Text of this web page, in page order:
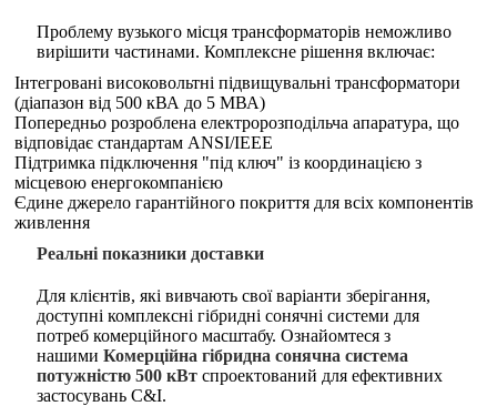
Проблему вузького місця трансформаторів неможливо
вирішити частинами. Комплексне рішення включає:
Інтегровані високовольтні підвищувальні трансформатори
(діапазон від 500 кВА до 5 МВА)
Попередньо розроблена електророзподільча апаратура, що
відповідає стандартам ANSI/IEEE
Підтримка підключення "під ключ" із координацією з
місцевою енергокомпанією
Єдине джерело гарантійного покриття для всіх компонентів
живлення
Реальні показники доставки
Для клієнтів, які вивчають свої варіанти зберігання,
доступні комплексні гібридні сонячні системи для
потреб комерційного масштабу. Ознайомтеся з
нашимиКомерційна гібридна сонячна система
потужністю 500 кВт спроектований для ефективних
застосувань C&I.